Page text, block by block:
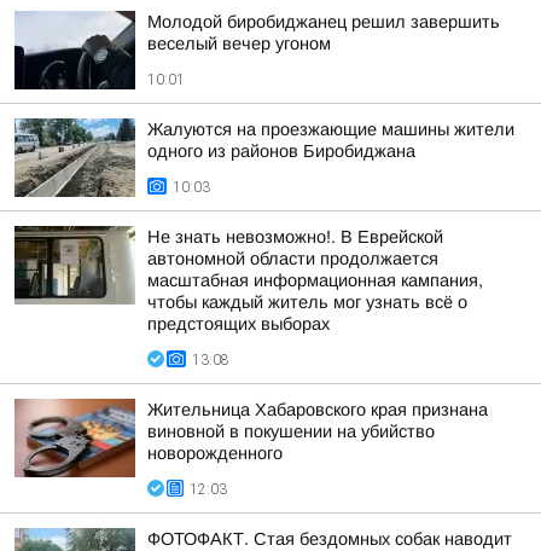
Молодой биробиджанец решил завершить
веселый вечер угоном
10:01
Жалуются на проезжающие машины жители
одного из районов Биробиджана
10:03
Не знать невозможно!. В Еврейской
автономной области продолжается
масштабная информационная кампания,
чтобы каждый житель мог узнать всё о
предстоящих выборах
13:08
Жительница Хабаровского края признана
виновной в покушении на убийство
новорожденного
12:03
ФОТОФАКТ. Стая бездомных собак наводит